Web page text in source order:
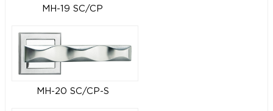
MH-19 SC/CP
MH-20 SC/CP-S